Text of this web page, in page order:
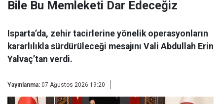
Bile Bu Memleketi Dar Edeceğiz
Isparta’da, zehir tacirlerine yönelik operasyonların
kararlılıkla sürdürüleceği mesajını Vali Abdullah Erin
Yalvaç’tan verdi.
Yayınlanma: 07 Ağustos 2026 19:20